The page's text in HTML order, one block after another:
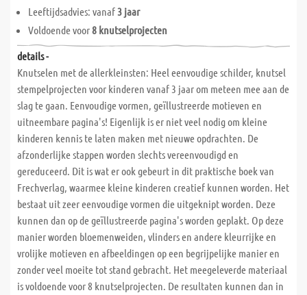
Leeftijdsadvies: vanaf 3 jaar
Voldoende voor8 knutselprojecten
details -
Knutselen met de allerkleinsten: Heel eenvoudige schilder, knutsel
stempelprojecten voor kinderen vanaf 3 jaar om meteen mee aan de
slag te gaan. Eenvoudige vormen, geïllustreerde motieven en
uitneembare pagina's! Eigenlijk is er niet veel nodig om kleine
kinderen kennis te laten maken met nieuwe opdrachten. De
afzonderlijke stappen worden slechts vereenvoudigd en
gereduceerd. Dit is wat er ook gebeurt in dit praktische boek van
Frechverlag, waarmee kleine kinderen creatief kunnen worden. Het
bestaat uit zeer eenvoudige vormen die uitgeknipt worden. Deze
kunnen dan op de geïllustreerde pagina's worden geplakt. Op deze
manier worden bloemenweiden, vlinders en andere kleurrijke en
vrolijke motieven en afbeeldingen op een begrijpelijke manier en
zonder veel moeite tot stand gebracht. Het meegeleverde materiaal
is voldoende voor 8 knutselprojecten. De resultaten kunnen dan in